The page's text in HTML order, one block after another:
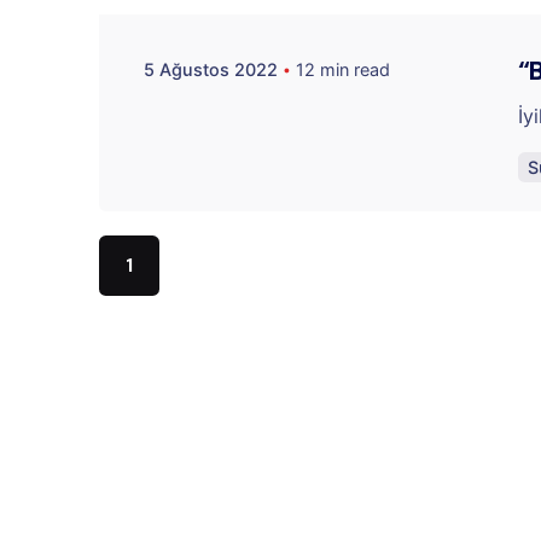
5 Ağustos 2022 12 min read
1